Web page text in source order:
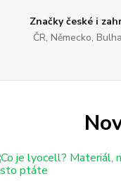
Značky české i
ČR, Německo,